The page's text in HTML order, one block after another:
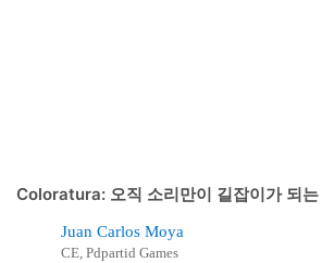
Coloratura: 오직 소리만이 길잡이가 되
Juan Carlos Moya
CE, Pdpartid Games